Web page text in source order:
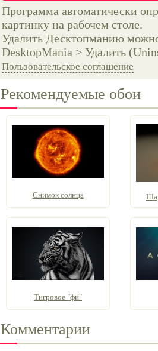
Программа автоматически
картинку на рабочем столе.
Удалить Десктопманию
DesktopMania > Удалить
Пользовательское соглашение
Рекомендуемые обои
Снимок солнца
Тигровое "фи"
Комментарии